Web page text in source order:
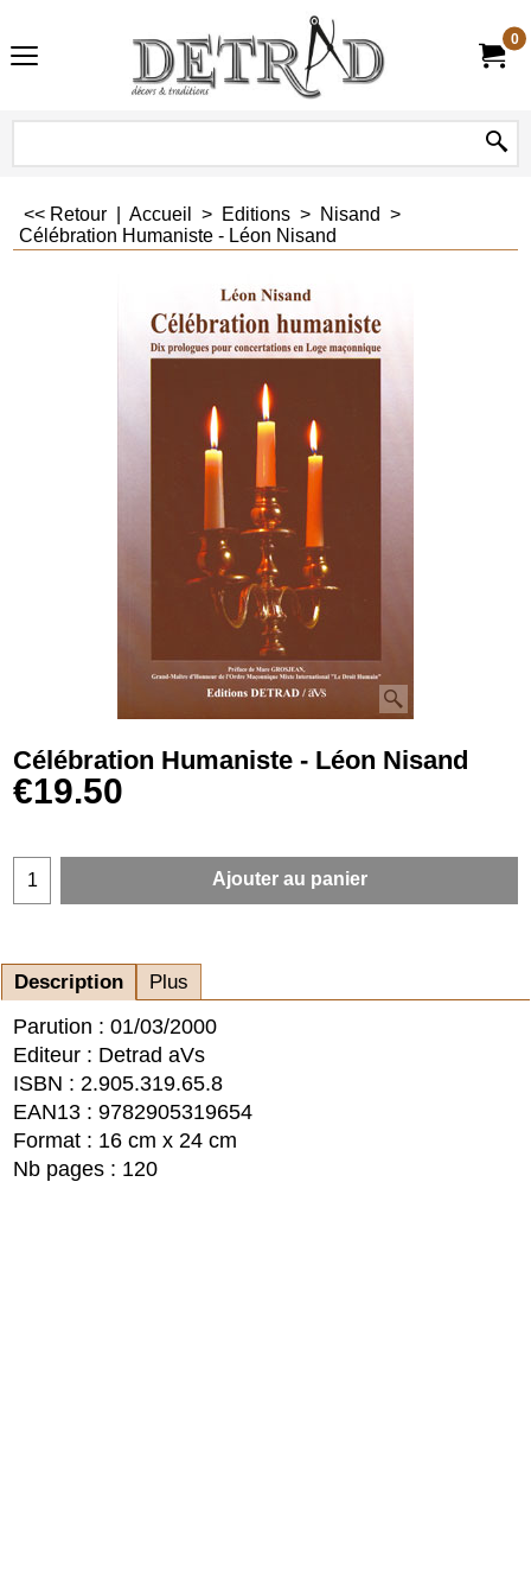
0
<< Retour Accueil > Editions > Nisand >
Célébration Humaniste - Léon Nisand
Célébration Humaniste - Léon Nisand
€19.50
Ajouter au panier
Description Plus
Parution : 01/03/2000
Editeur : Detrad aVs
ISBN : 2.905.319.65.8
EAN13 : 9782905319654
Format : 16 cm x 24 cm
Nb pages : 120